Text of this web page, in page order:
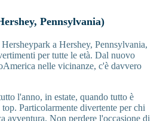
Pennsylvania)
a Hershey, Pennsylvania,
per tutte le età. Dal nuovo
nelle vicinanze, c'è davvero
l'anno, in estate, quando tutto è
Particolarmente divertente per chi
avventura. Non perdere l'occasione di